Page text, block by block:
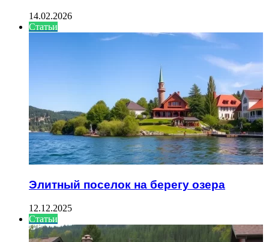
14.02.2026
Статьи
Элитный поселок на берегу озера
12.12.2025
Статьи